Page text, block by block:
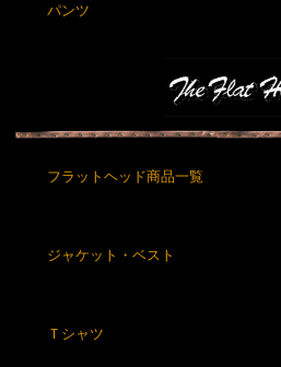
パンツ
フラットヘッド商品一覧
ジャケット・ベスト
Ｔシャツ